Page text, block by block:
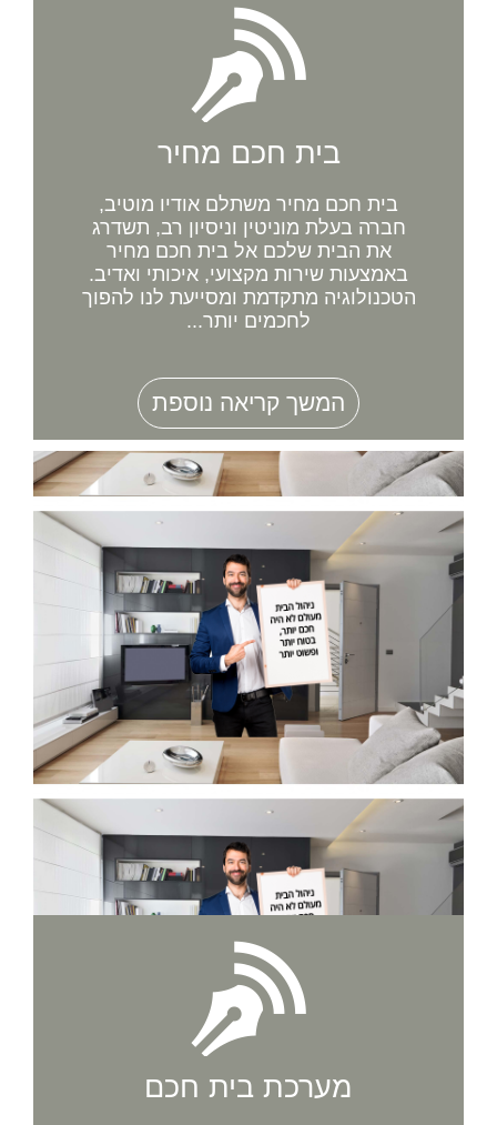
בית חכם מחיר
בית חכם מחיר משתלם אודיו מוטיב,
חברה בעלת מוניטין וניסיון רב, תשדרג
את הבית שלכם אל בית חכם מחיר
באמצעות שירות מקצועי, איכותי ואדיב.
הטכנולוגיה מתקדמת ומסייעת לנו להפוך
לחכמים יותר...
המשך קריאה נוספת
מערכת בית חכם